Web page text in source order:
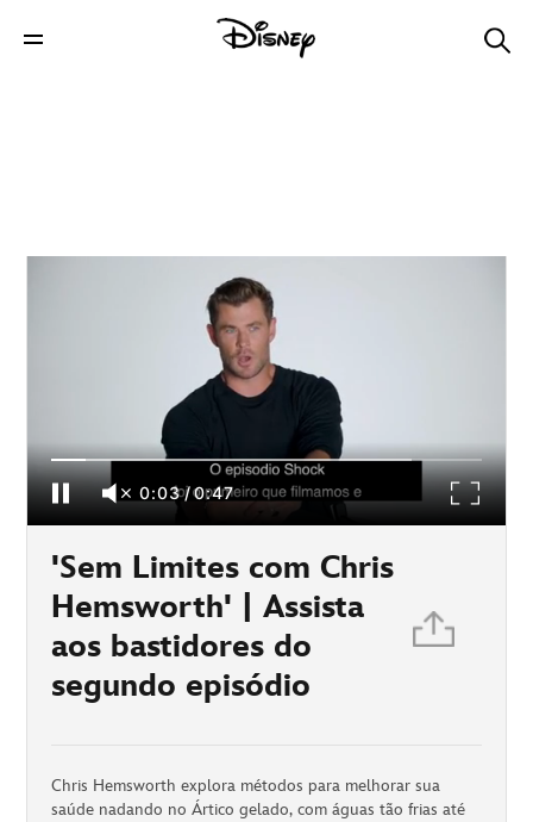
'Sem Limites com Chris Hemsworth' | Assista
aos bastidores do segundo episódio
0:03/0:47
'Sem Limites com Chris
Hemsworth' | Assista
aos bastidores do
segundo episódio
Chris Hemsworth explora métodos para melhorar sua
saúde nadando no Ártico gelado, com águas tão frias até